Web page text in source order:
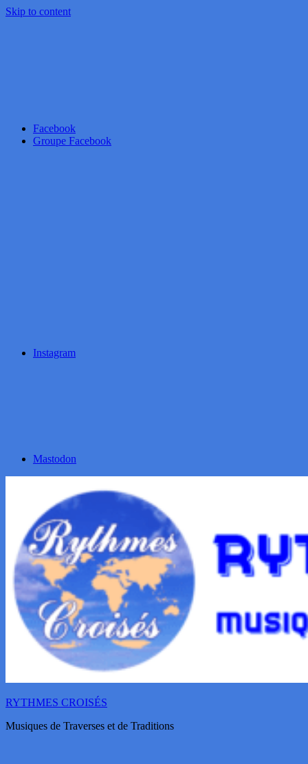
Skip to content
Facebook
Groupe Facebook
Instagram
Mastodon
RYTHMES CROISÉS
Musiques de Traverses et de Traditions